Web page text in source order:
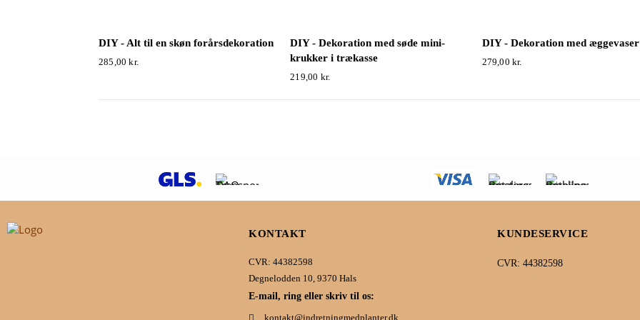
DIY - Alt til en skøn forårsdekoration
285,00kr.
DIY - Dekoration med søde mini-
krukker i trækasse
219,00 kr.
DIY - Dekoration med æggevaser
279,00 kr.
KONTAKT
CVR: 44382598
Degnelodden 10, 9370 Hals
E-mail, ring eller skriv til os:
kontakt@indretningmedplanter.dk
KUNDESERVICE
CVR: 44382598